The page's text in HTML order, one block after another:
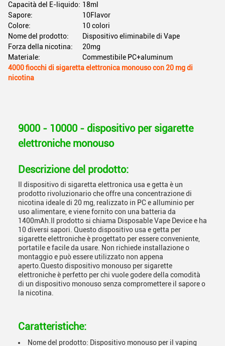
Capacità del E-liquido: 18ml
Sapore:
10Flavor
Colore:
10 colori
Nome del prodotto:
Dispositivo eliminabile di Vape
Forza della nicotina:
20mg
Materiale:
Commestibile PC+aluminum
4000 fiocchi di sigaretta elettronica monouso con 20 mg di
nicotina
9000 - 10000 - dispositivo per sigarette
elettroniche monouso
Descrizione del prodotto:
Il dispositivo di sigaretta elettronica usa e getta è un
prodotto rivoluzionario che offre una concentrazione di
nicotina ideale di 20 mg, realizzato in PC e alluminio per
uso alimentare, e viene fornito con una batteria da
1400mAh.Il prodotto si chiama Disposable Vape Device e ha
10 diversi sapori. Questo dispositivo usa e getta per
sigarette elettroniche è progettato per essere conveniente,
portatile e facile da usare. Non richiede installazione o
montaggio e può essere utilizzato non appena
aperto.Questo dispositivo monouso per sigarette
elettroniche è perfetto per chi vuole godere della comodità
di un dispositivo monouso senza compromettere il sapore o
la nicotina.
Caratteristiche:
Nome del prodotto: Dispositivo monouso per il vaping